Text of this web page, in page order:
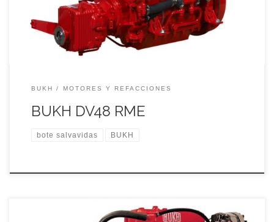
BUKH MOTORES Y REFACCIONES
BUKH DV48 RME
bote salvavidas BUKH